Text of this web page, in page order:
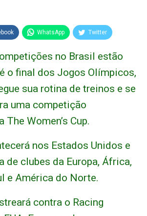
WhatsApp Twitter
no Brasil estão
o final dos Jogos Olímpicos,
sua rotina de treinos e se
uma competição
The Women’s Cup.
nos Estados Unidos e
de clubes da Europa, África,
e América do Norte.
contra o Racing